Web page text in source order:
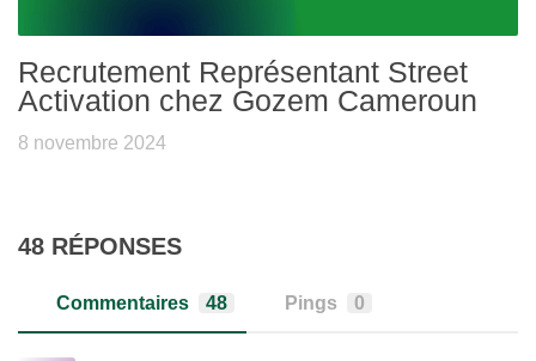
Recrutement Représentant Street
Activation chez Gozem Cameroun
8 novembre 2024
48 RÉPONSES
Commentaires 48 Pings 0